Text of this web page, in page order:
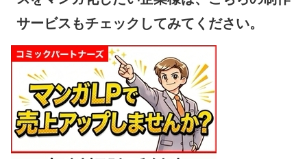
サービスもチェックしてみてください。